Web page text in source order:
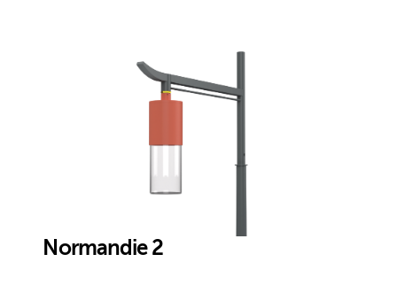
Normandie 2